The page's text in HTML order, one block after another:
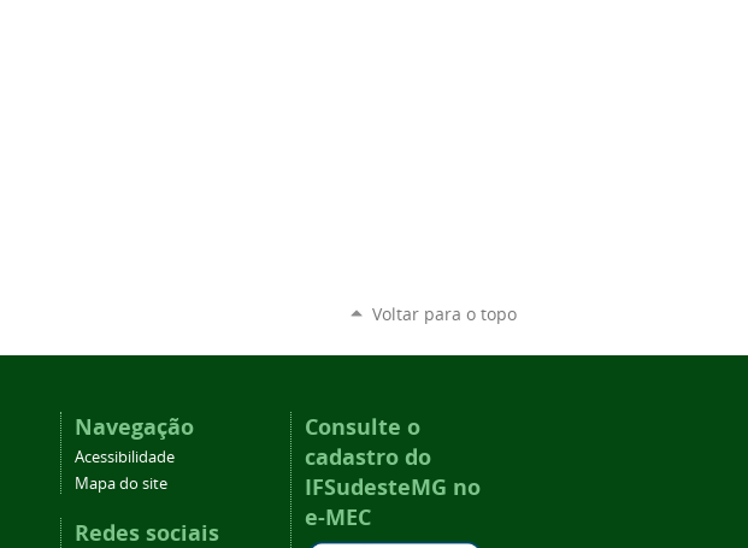
Voltar para o topo
Navegação
Acessibilidade
Mapa do site
Redes sociais
Consulte o
cadastro do
IFSudesteMG no
e-MEC